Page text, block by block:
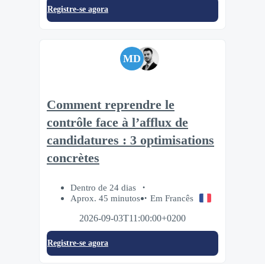
Registre-se agora
MD
Comment reprendre le
contrôle face à l’afflux de
candidatures : 3 optimisations
concrètes
Dentro de 24 dias
Aprox. 45 minutos
Em Francês
2026-09-03T11:00:00+0200
Registre-se agora